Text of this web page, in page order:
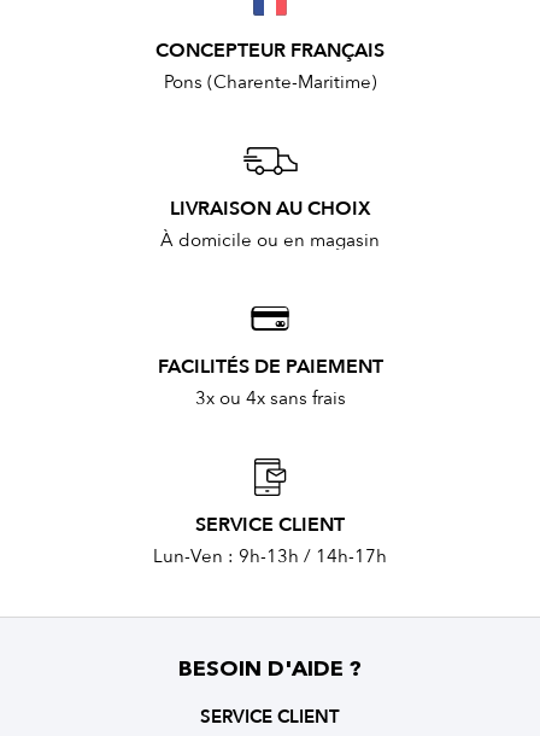
CONCEPTEUR FRANÇAIS
Pons (Charente-Maritime)
LIVRAISON AU CHOIX
À domicile ou en magasin
FACILITÉS DE PAIEMENT
3x ou 4x sans frais
SERVICE CLIENT
Lun-Ven : 9h-13h / 14h-17h
BESOIN D'AIDE ?
SERVICE CLIENT